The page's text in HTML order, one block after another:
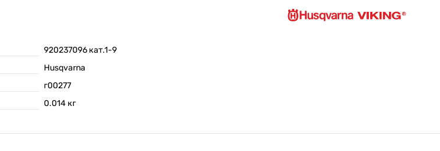
920237096 кат.1-9
Husqvarna
г00277
0.014 кг